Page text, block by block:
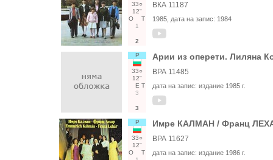
33○
12"
О
Т
1
2
ВКА 11187
1985 , дата на запис: 1984
Р
33○
12"
Е Т
3
3
Арии из оперети. Лиляна
ВРА 11485
дата на запис: издание 1985 г.
Р
33○
12"
О
Т
Имре КАЛМАН / Франц
ВРА 11627
дата на запис: издание 1986 г.